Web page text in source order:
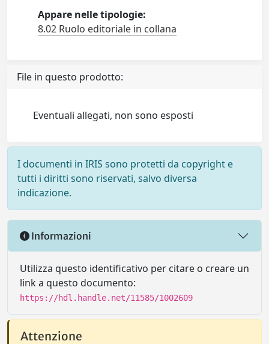
Appare nelle tipologie:
8.02 Ruolo editoriale in collana
File in questo prodotto:
Eventuali allegati, non sono esposti
I documenti in IRIS sono protetti da copyright e
tutti i diritti sono riservati, salvo diversa
indicazione.
Informazioni
Utilizza questo identificativo per citare o creare un
link a questo documento:
https://hdl.handle.net/11585/1002609
Attenzione